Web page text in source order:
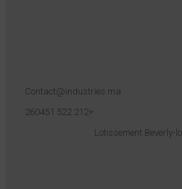
Contact@industries.ma
+212 522 260451
Lotissement Beverly-